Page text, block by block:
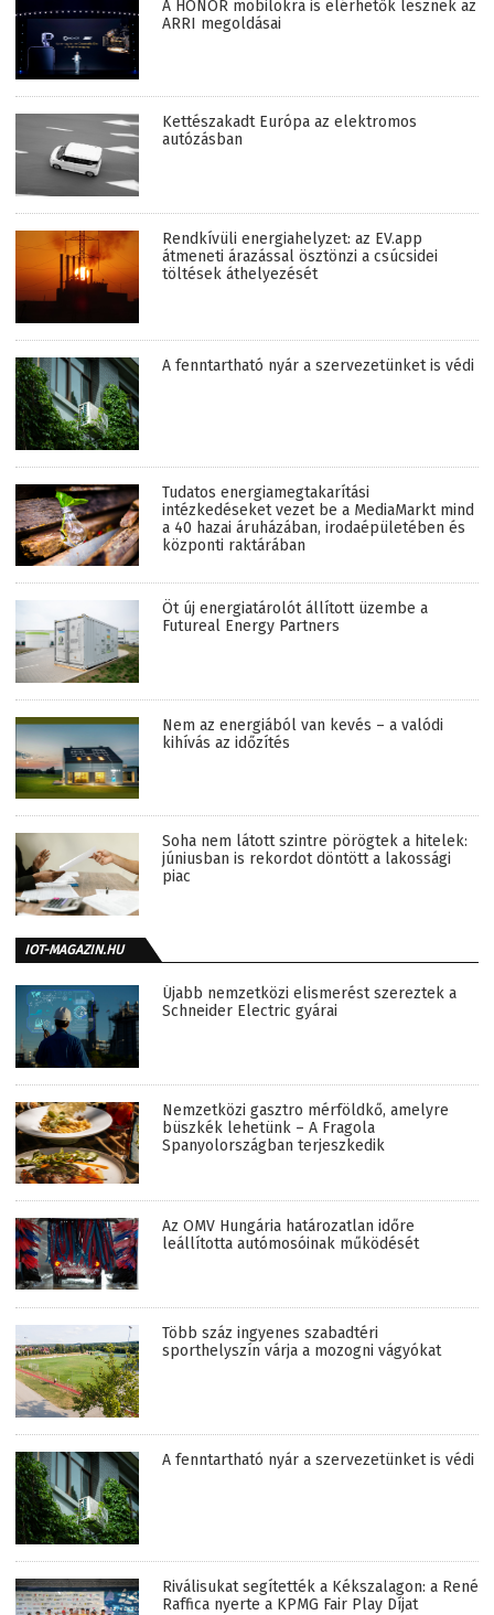
A HONOR mobilokra is elérhetők lesznek az
ARRI megoldásai
Kettészakadt Európa az elektromos
autózásban
Rendkívüli energiahelyzet: az EV.app
átmeneti árazással ösztönzi a csúcsidei
töltések áthelyezését
A fenntartható nyár a szervezetünket is védi
Tudatos energiamegtakarítási
intézkedéseket vezet be a MediaMarkt mind
a 40 hazai áruházában, irodaépületében és
központi raktárában
Öt új energiatárolót állított üzembe a
Futureal Energy Partners
Nem az energiából van kevés – a valódi
kihívás az időzítés
Soha nem látott szintre pörögtek a hitelek:
júniusban is rekordot döntött a lakossági
piac
IOT-MAGAZIN.HU
Újabb nemzetközi elismerést szereztek a
Schneider Electric gyárai
Nemzetközi gasztro mérföldkő, amelyre
büszkék lehetünk – A Fragola
Spanyolországban terjeszkedik
Az OMV Hungária határozatlan időre
leállította autómosóinak működését
Több száz ingyenes szabadtéri
sporthelyszín várja a mozogni vágyókat
A fenntartható nyár a szervezetünket is védi
Riválisukat segítették a Kékszalagon: a René
Raffica nyerte a KPMG Fair Play Díjat